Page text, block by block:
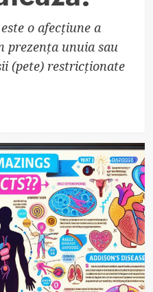
o afecțiune a
prezența unuia sau
(pete) restricționate